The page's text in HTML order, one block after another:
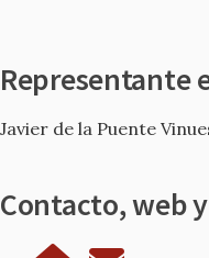
Representante
Javier de la Puente
Contacto, web